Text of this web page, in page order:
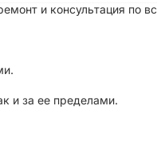
и консультация по
и за ее пределами.